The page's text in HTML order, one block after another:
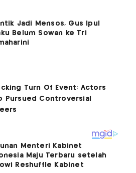
Jadi Mensos, Gus Ipul
Belum Sowan ke Tri
Menteri Kabinet
Maju Terbaru setelah
Reshuffle Kabinet